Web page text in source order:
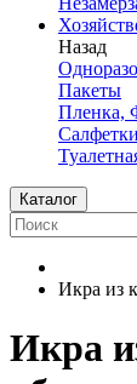
Назад
Пакеты
Пленка,
Салфетки
Каталог
Икра из
Икра